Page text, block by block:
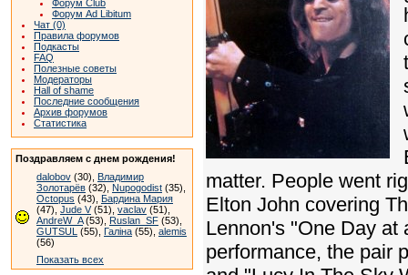
Форум Club
Форум Ad Libitum
Чат (0)
Правила форумов
Подкасты
FAQ
Полезные советы
Модераторы
Hall of shame
Последние сообщения
Архив форумов
Статистика
Поздравляем с днем рождения!
dalobov (30), Владимир
Золотарёв (32), Nupogodist (35),
Octopus (43), Бардина Мария
(47), Jude V(51), vaclav (51),
AndreW_A(53), Ruslan_SF (53),
GUTSUL (55), Галіна (55), alemis
(56)
Показать всех
matter. People went
Elton John covering
Lennon's "One Day at
performance, the pair